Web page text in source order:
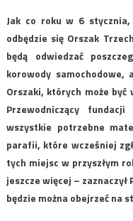
Jak co roku w 6 stycznia,
odbędzie się Orszak
będą odwiedzać
korowody
Orszaki, których może
Przewodniczący
wszystkie potrzebne
parafii, które wcześniej
tych miejsc w przyszłym
jeszcze więcej –
będzie można obejrzeć na